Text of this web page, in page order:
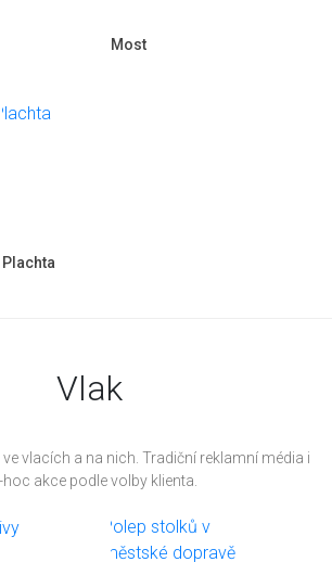
Most
Plachta
Vlak
vlacích a na nich. Tradiční reklamní média i
hoc akce podle volby klienta.